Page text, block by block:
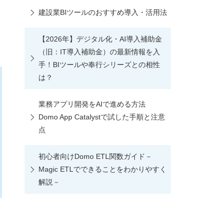
建設業BIツールのおすすめ導入・活用法
【2026年】デジタル化・AI導入補助金
（旧：IT導入補助金）の最新情報を入
手！BIツールや奉行シリーズとの相性
は？
業務アプリ開発をAIで進める方法
Domo App Catalystで試した手順と注意
点
初心者向けDomo ETL関数ガイド－
Magic ETLでできることをわかりやすく
解説－